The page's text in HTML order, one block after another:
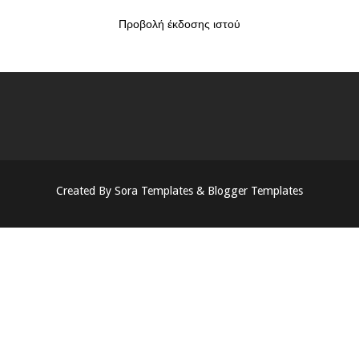
Προβολή έκδοσης ιστού
Created By Sora Templates & Blogger Templates